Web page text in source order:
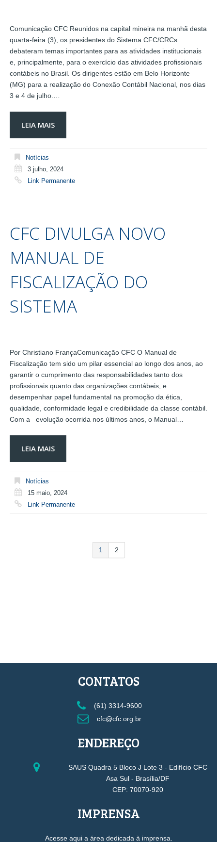
Comunicação CFC Reunidos na capital mineira na manhã desta
quarta-feira (3), os presidentes do Sistema CFC/CRCs
debateram temas importantes para as atividades institucionais
e, principalmente, para o exercício das atividades profissionais
contábeis no Brasil. Os dirigentes estão em Belo Horizonte
(MG) para a realização do Conexão Contábil Nacional, nos dias
3 e 4 de julho.…
LEIA MAIS
Notícias
3 julho, 2024
Link Permanente
CFC DIVULGA NOVO
MANUAL DE
FISCALIZAÇÃO DO
SISTEMA
Por Christiano FrançaComunicação CFC O Manual de
Fiscalização tem sido um pilar essencial ao longo dos anos, ao
garantir o cumprimento das responsabilidades tanto dos
profissionais quanto das organizações contábeis, e
desempenhar papel fundamental na promoção da ética,
qualidade, conformidade legal e credibilidade da classe contábil.
Com a evolução ocorrida nos últimos anos, o Manual…
LEIA MAIS
Notícias
15 maio, 2024
Link Permanente
1 2
CONTATOS
(61) 3314-9600
cfc@cfc.org.br
ENDEREÇO
SAUS Quadra 5 Bloco J Lote 3 - Edifício CFC
Asa Sul - Brasília/DF
CEP: 70070-920
IMPRENSA
Acesse aqui a área dedicada à imprensa.